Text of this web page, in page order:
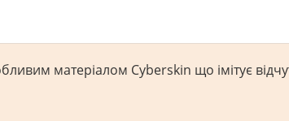
матеріалом Cyberskin що імітує